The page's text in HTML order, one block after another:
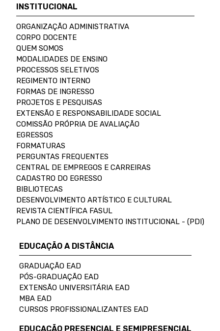
INSTITUCIONAL
ORGANIZAÇÃO ADMINISTRATIVA
CORPO DOCENTE
QUEM SOMOS
MODALIDADES DE ENSINO
PROCESSOS SELETIVOS
REGIMENTO INTERNO
FORMAS DE INGRESSO
PROJETOS E PESQUISAS
EXTENSÃO E RESPONSABILIDADE SOCIAL
COMISSÃO PRÓPRIA DE AVALIAÇÃO
EGRESSOS
FORMATURAS
PERGUNTAS FREQUENTES
CENTRAL DE EMPREGOS E CARREIRAS
CADASTRO DO EGRESSO
BIBLIOTECAS
DESENVOLVIMENTO ARTÍSTICO E CULTURAL
REVISTA CIENTÍFICA FASUL
PLANO DE DESENVOLVIMENTO INSTITUCIONAL - (PDI)
EDUCAÇÃO A DISTÂNCIA
GRADUAÇÃO EAD
PÓS-GRADUAÇÃO EAD
EXTENSÃO UNIVERSITÁRIA EAD
MBA EAD
CURSOS PROFISSIONALIZANTES EAD
EDUCAÇÃO PRESENCIAL E SEMIPRESENCIAL